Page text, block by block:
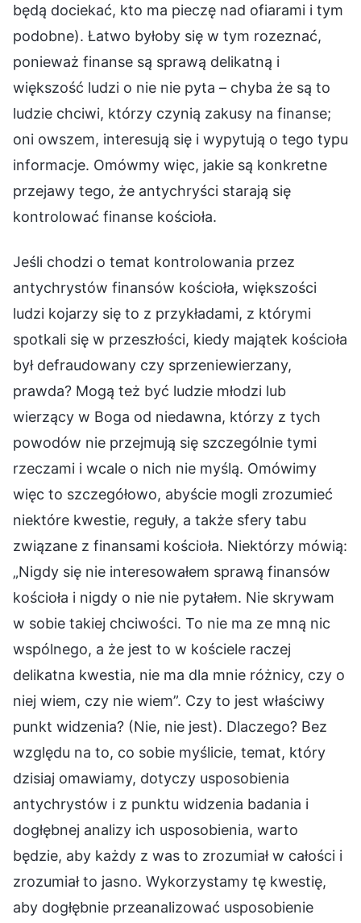
będą dociekać, kto ma pieczę nad ofiarami i tym
podobne). Łatwo byłoby się w tym rozeznać,
ponieważ finanse są sprawą delikatną i
większość ludzi o nie nie pyta – chyba że są to
ludzie chciwi, którzy czynią zakusy na finanse;
oni owszem, interesują się i wypytują o tego typu
informacje. Omówmy więc, jakie są konkretne
przejawy tego, że antychryści starają się
kontrolować finanse kościoła.
Jeśli chodzi o temat kontrolowania przez
antychrystów finansów kościoła, większości
ludzi kojarzy się to z przykładami, z którymi
spotkali się w przeszłości, kiedy majątek kościoła
był defraudowany czy sprzeniewierzany,
prawda? Mogą też być ludzie młodzi lub
wierzący w Boga od niedawna, którzy z tych
powodów nie przejmują się szczególnie tymi
rzeczami i wcale o nich nie myślą. Omówimy
więc to szczegółowo, abyście mogli zrozumieć
niektóre kwestie, reguły, a także sfery tabu
związane z finansami kościoła. Niektórzy mówią:
„Nigdy się nie interesowałem sprawą finansów
kościoła i nigdy o nie nie pytałem. Nie skrywam
w sobie takiej chciwości. To nie ma ze mną nic
wspólnego, a że jest to w kościele raczej
delikatna kwestia, nie ma dla mnie różnicy, czy o
niej wiem, czy nie wiem”. Czy to jest właściwy
punkt widzenia? (Nie, nie jest). Dlaczego? Bez
względu na to, co sobie myślicie, temat, który
dzisiaj omawiamy, dotyczy usposobienia
antychrystów i z punktu widzenia badania i
dogłębnej analizy ich usposobienia, warto
będzie, aby każdy z was to zrozumiał w całości i
zrozumiał to jasno. Wykorzystamy tę kwestię,
aby dogłębnie przeanalizować usposobienie